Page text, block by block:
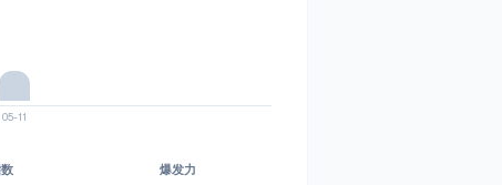
05-11
爆发力